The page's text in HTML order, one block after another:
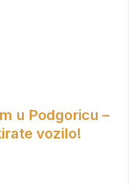
u Podgoricu –
vozilo!